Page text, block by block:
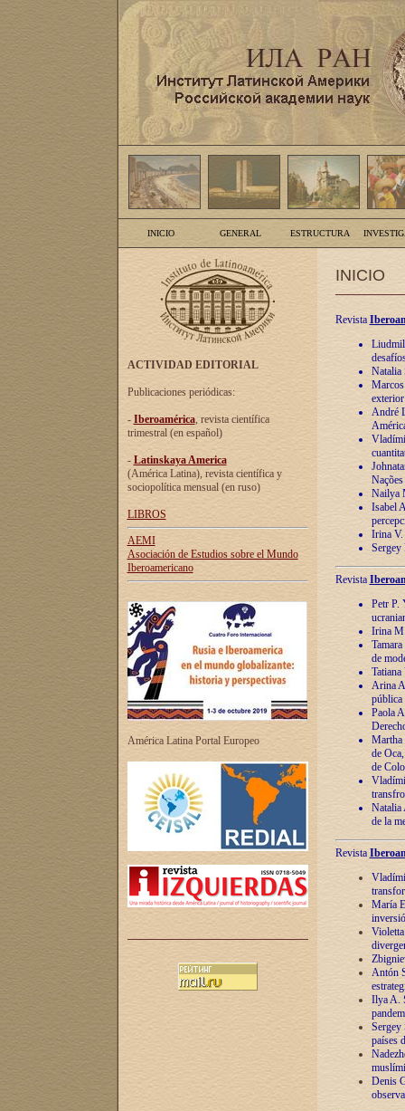
INICIO GENERAL ESTRUCTURA
ACTIVIDAD EDITORIAL
Publicaciones periódicas:
- Iberoamérica, revista científica
trimestral (en español)
- Latinskaya America
(América Latina), revista científica y
sociopolítica mensual (en ruso)
LIBROS
AEMI
Asociación de Estudios sobre el Mundo
Iberoamericano
América Latina Portal Europeo
INICIO
Revista
Natalia
André
Nailya
Isabel
Irina V.
Sergey
Revista
Petr P.
Irina
de
Arina
pública
Paola
Martha
de
de
Natalia
de la
Revista
María
Antón
Ilya A.
Sergey
países
Denis